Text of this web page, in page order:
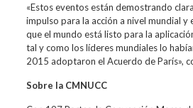
«Estos eventos están demostrando
impulso para la acción a nivel mundial y
que el mundo está listo para la
tal y como los líderes mundiales lo
2015 adoptaron el Acuerdo de París»,
Sobre la CMNUCC